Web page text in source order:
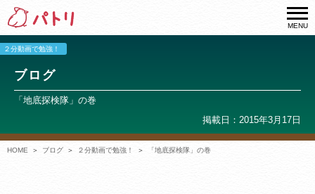
MENU
２分動画で勉強！
ブログ
「地底探検隊」の巻
掲載日：2015年3月17日
HOME ブログ ２分動画で勉強！ 「地底探検隊」の巻